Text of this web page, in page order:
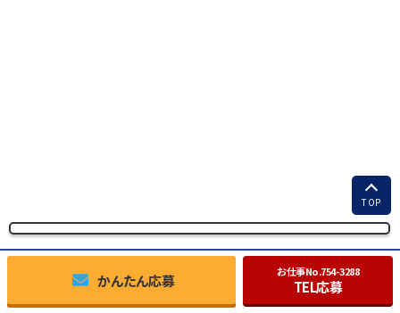
お仕事No.754-3288
TEL応募
かんたん応募
TOP